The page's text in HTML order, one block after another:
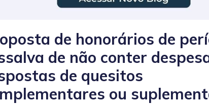
de honorários de
de não conter
de quesitos
ou